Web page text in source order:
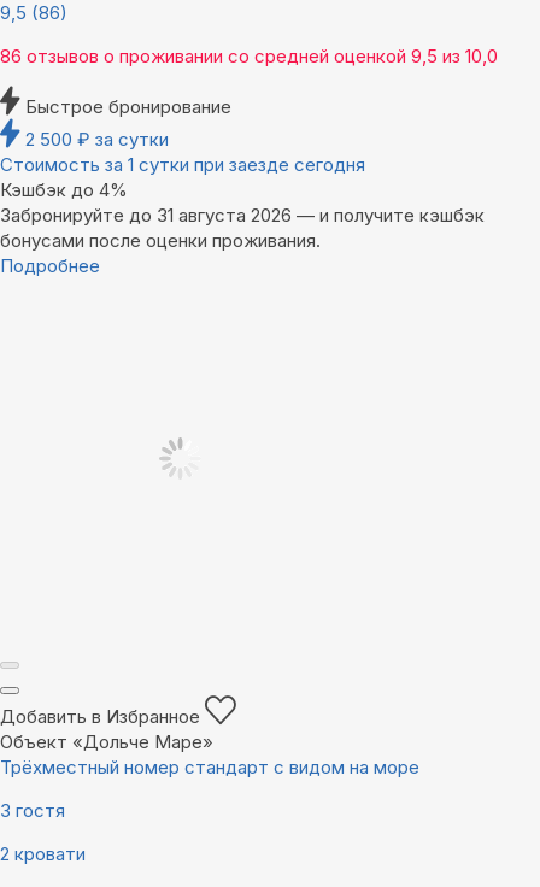
9,5 (86)
86 отзывов о проживании со средней оценкой 9,5 из 10,0
Быстрое бронирование
2 500 ₽ за сутки
Стоимость за 1 сутки при заезде сегодня
Кэшбэк до 4%
Забронируйте до 31 августа 2026 — и получите кэшбэк
бонусами после оценки проживания.
Подробнее
Добавить в Избранное
Объект «Дольче Маре»
Трёхместный номер стандарт с видом на море
3 гостя
2 кровати